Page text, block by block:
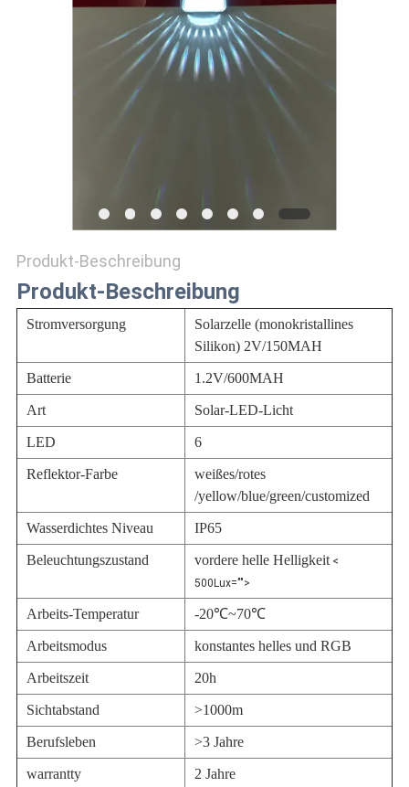
DATENSCHUTZRICHTLINIE
Produkt-Beschreibung
Produkt-Beschreibung
Stromversorgung
Solarzelle (monokristallines
Silikon) 2V/150MAH
Batterie 1.2V/600MAH
Art Solar-LED-Licht
LED 6
Reflektor-Farbe
weißes/rotes
/yellow/blue/green/customized
Wasserdichtes Niveau IP65
Beleuchtungszustand vordere helle Helligkeit<
500Lux="">
Arbeits-Temperatur -20℃~70℃
Arbeitsmodus konstantes helles und RGB
Arbeitszeit 20h
Sichtabstand >1000m
Berufsleben >3 Jahre
warrantty 2 Jahre